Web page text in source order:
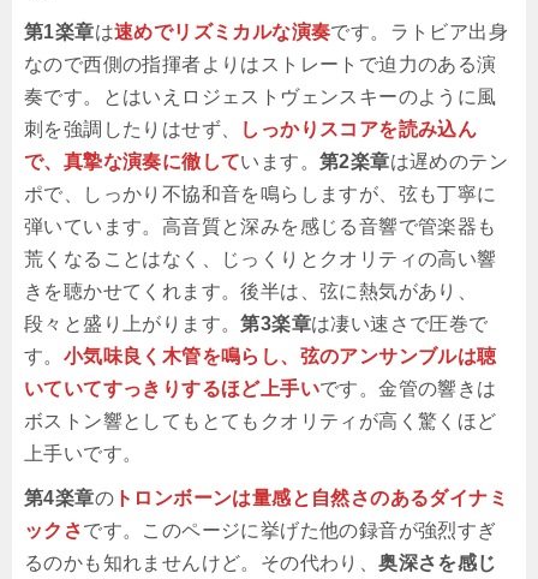
第1楽章は速めでリズミカルな演奏です。ラトビア出身
なので西側の指揮者よりはストレートで迫力のある演
奏です。とはいえロジェストヴェンスキーのように風
刺を強調したりはせず、
しっかりスコアを読み込ん
で、真摯な演奏に徹しています。第2楽章は遅めのテン
ポで、しっかり不協和音を鳴らしますが、弦も丁寧に
弾いています。高音質と深みを感じる音響で管楽器も
荒くなることはなく、じっくりとクオリティの高い響
きを聴かせてくれます。後半は、弦に熱気があり、
段々と盛り上がります。第3楽章は凄い速さで圧巻で
す。 小気味良く木管を鳴らし、弦のアンサンブルは聴
いていてすっきりするほど上手いです。金管の響きは
ボストン響としてもとてもクオリティが高く驚くほど
上手いです。
第4楽章の トロンボーンは量感と自然さのあるダイナミ
ックさです。このページに挙げた他の録音が強烈すぎ
るのかも知れませんけど。その代わり、奥深さを感じ